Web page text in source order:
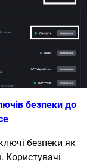
безпеки до
безпеки як
Користувачі